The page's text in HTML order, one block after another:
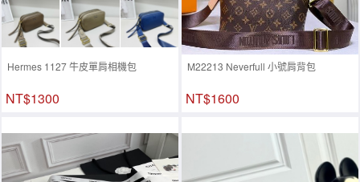
Hermes 1127 牛皮單肩相機包
NT$1300
M22213 Neverfull 小號肩背包
NT$1600